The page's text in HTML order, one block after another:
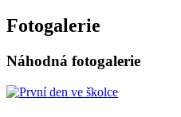
Fotogalerie
Náhodná fotogalerie